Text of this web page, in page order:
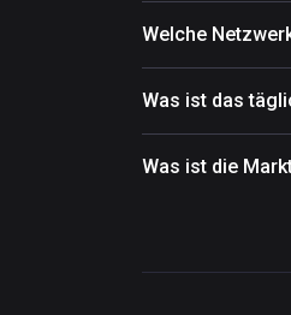
Welche
Was ist das
Was ist die